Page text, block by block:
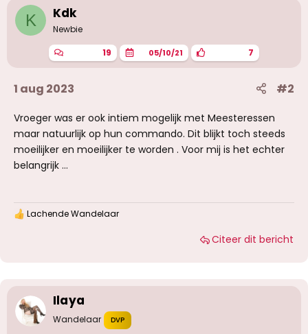
n
g
K Kdk
Newbie
19 05/10/21 7
1 aug 2023 #2
Vroeger was er ook intiem mogelijk met Meesteressen
maar natuurlijk op hun commando. Dit blijkt toch steeds
moeilijker en moeilijker te worden . Voor mij is het echter
belangrijk ...
W
n
g
Lachende Wandelaar
Citeer dit bericht
Ilaya
Wandelaar DVP